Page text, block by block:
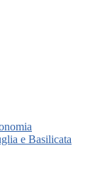
e Basilicata